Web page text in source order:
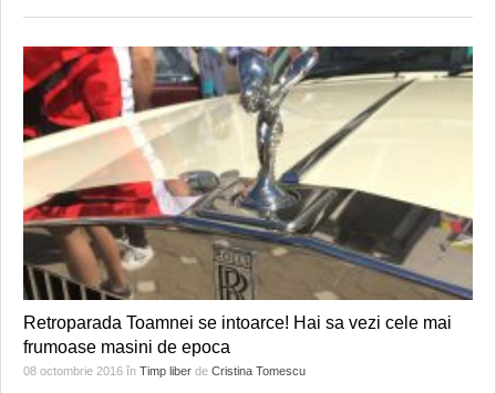
Retroparada Toamnei se intoarce! Hai sa vezi cele mai
frumoase masini de epoca
08 octombrie 2016 în Timp liber de Cristina Tomescu